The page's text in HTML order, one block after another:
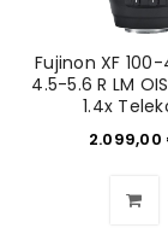
Fujinon XF
4.5-5.6 R LM
1.4x
2.099,00